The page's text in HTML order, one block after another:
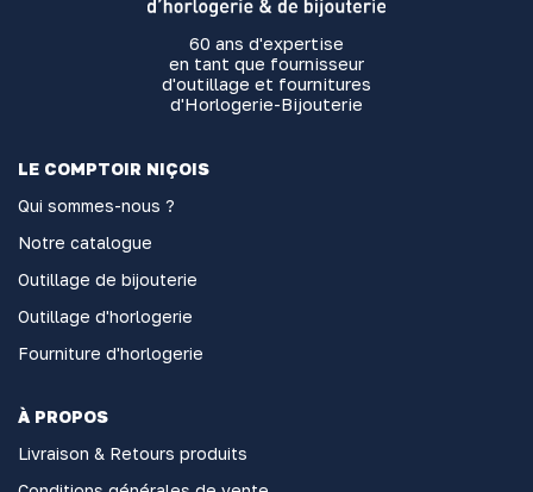
60 ans d'expertise
en tant que fournisseur
d'outillage et fournitures
d'Horlogerie-Bijouterie
LE COMPTOIR NIÇOIS
Qui sommes-nous ?
Notre catalogue
Outillage de bijouterie
Outillage d'horlogerie
Fourniture d'horlogerie
À PROPOS
Livraison & Retours produits